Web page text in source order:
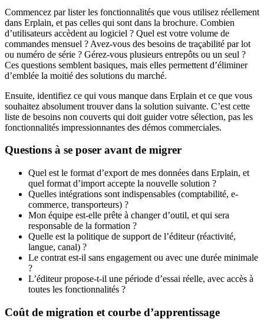
Commencez par lister les fonctionnalités que vous utilisez réellement
dans Erplain, et pas celles qui sont dans la brochure. Combien
d’utilisateurs accèdent au logiciel ? Quel est votre volume de
commandes mensuel ? Avez-vous des besoins de traçabilité par lot
ou numéro de série ? Gérez-vous plusieurs entrepôts ou un seul ?
Ces questions semblent basiques, mais elles permettent d’éliminer
d’emblée la moitié des solutions du marché.
Ensuite, identifiez ce qui vous manque dans Erplain et ce que vous
souhaitez absolument trouver dans la solution suivante. C’est cette
liste de besoins non couverts qui doit guider votre sélection, pas les
fonctionnalités impressionnantes des démos commerciales.
Questions à se poser avant de migrer
Quel est le format d’export de mes données dans Erplain, et
quel format d’import accepte la nouvelle solution ?
Quelles intégrations sont indispensables (comptabilité, e-
commerce, transporteurs) ?
Mon équipe est-elle prête à changer d’outil, et qui sera
responsable de la formation ?
Quelle est la politique de support de l’éditeur (réactivité,
langue, canal) ?
Le contrat est-il sans engagement ou avec une durée minimale
?
L’éditeur propose-t-il une période d’essai réelle, avec accès à
toutes les fonctionnalités ?
Coût de migration et courbe d’apprentissage